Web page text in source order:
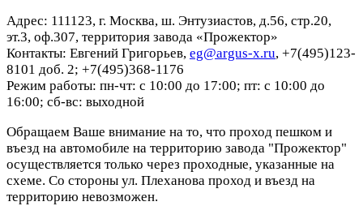
Адрес: 111123, г. Москва, ш. Энтузиастов, д.56, стр.20,
эт.3, оф.307, территория завода «Прожектор»
Контакты: Евгений Григорьев, eg@argus-x.ru, +7(495)123-
8101 доб. 2; +7(495)368-1176
Режим работы: пн-чт: с 10:00 до 17:00; пт: с 10:00 до
16:00; сб-вс: выходной
Обращаем Ваше внимание на то, что проход пешком и
въезд на автомобиле на территорию завода "Прожектор"
осуществляется только через проходные, указанные на
схеме. Со стороны ул. Плеханова проход и въезд на
территорию невозможен.